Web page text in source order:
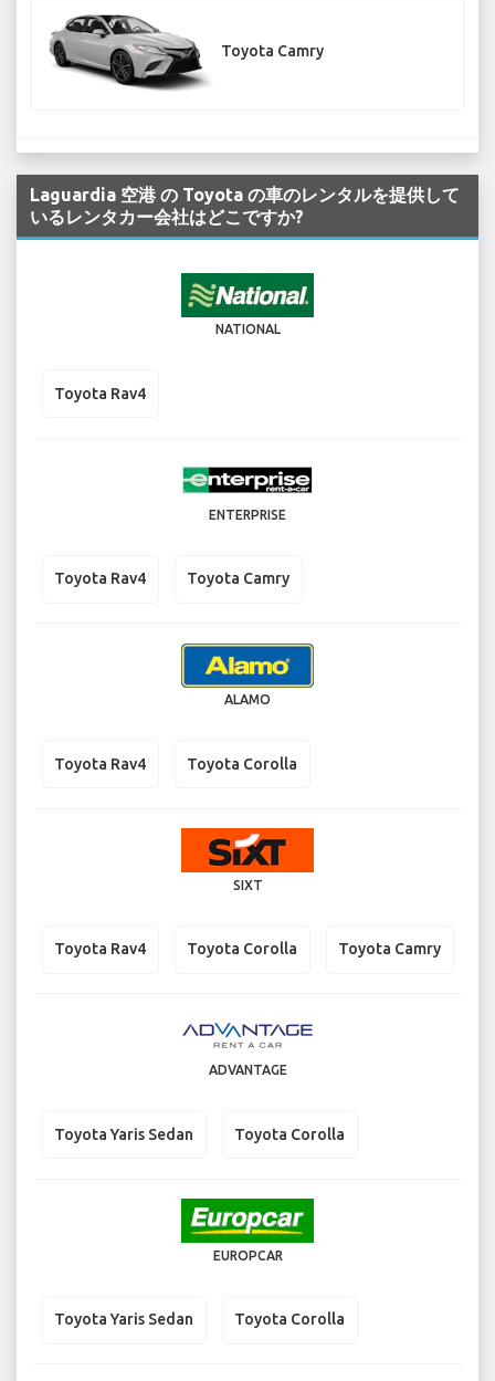
Toyota Camry
Laguardia 空港 の Toyota の車のレンタルを提供して
いるレンタカー会社はどこですか?
NATIONAL
Toyota Rav4
ENTERPRISE
Toyota Rav4 Toyota Camry
ALAMO
Toyota Rav4 Toyota Corolla
SIXT
Toyota Rav4 Toyota Corolla Toyota Camry
ADVANTAGE
Toyota Yaris Sedan Toyota Corolla
EUROPCAR
Toyota Yaris Sedan Toyota Corolla